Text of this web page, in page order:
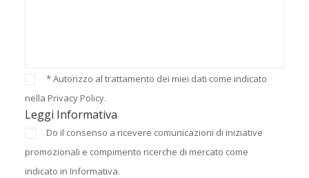
* Autorizzo al trattamento dei miei dati come indicato
nella Privacy Policy.
Leggi Informativa
Do il consenso a ricevere comunicazioni di iniziative
promozionali e compimento ricerche di mercato come
indicato in Informativa.